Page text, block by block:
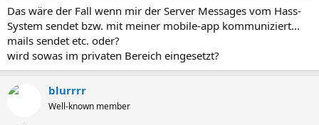
Das wäre der Fall wenn mir der Server Messages vom Hass-
System sendet bzw. mit meiner mobile-app kommuniziert...
mails sendet etc. oder?
wird sowas im privaten Bereich eingesetzt?
blurrrr
Well-known member